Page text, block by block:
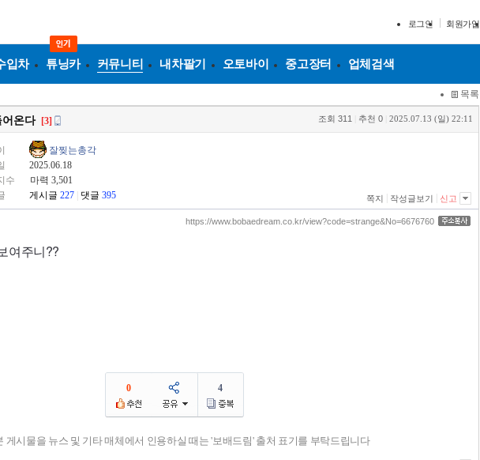
로그인 회원가입
입차 튜닝카 커뮤니티 내차팔기 오토바이 중고장터 업체검색
목록
어온다 [3] 조회 311 추천 0 2025.07.13 (일) 22:11
잘찢는총각
2025.06.18
수
마력 3,501
게시글 227 댓글 395 쪽지 작성글보기 신고
https://www.bobaedream.co.kr/view?code=strange&No=6676760
여주니??
0 4
게시물을 뉴스 및 기타 매체에서 인용하실 때는 '보배드림' 출처 표기를 부탁드립니다